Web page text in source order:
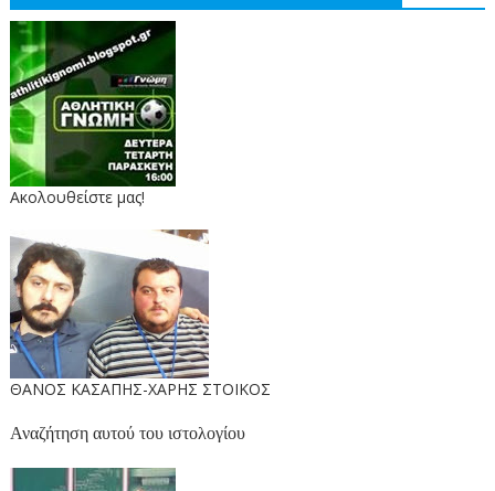
Ακολουθείστε μας!
ΘΑΝΟΣ ΚΑΣΑΠΗΣ-ΧΑΡΗΣ ΣΤΟΙΚΟΣ
Αναζήτηση αυτού του ιστολογίου